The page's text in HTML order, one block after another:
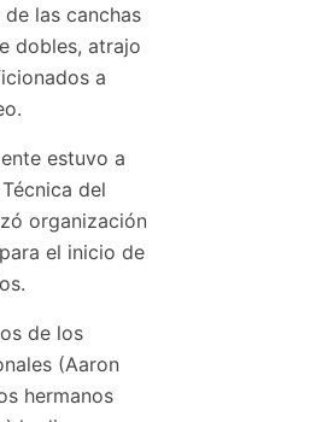
las canchas
dobles, atrajo
a
estuvo a
del
organización
el inicio de
de los
(Aaron
hermanos